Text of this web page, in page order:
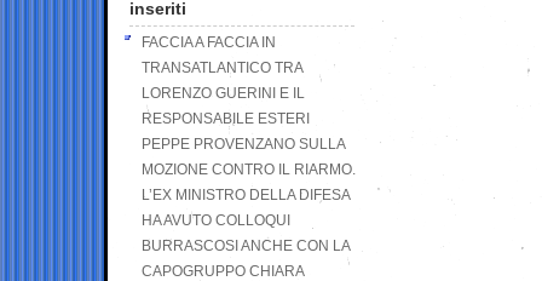
inseriti
FACCIA A FACCIA IN
TRANSATLANTICO TRA
LORENZO GUERINI E IL
RESPONSABILE ESTERI
PEPPE PROVENZANO SULLA
MOZIONE CONTRO IL RIARMO.
L’EX MINISTRO DELLA DIFESA
HA AVUTO COLLOQUI
BURRASCOSI ANCHE CON LA
CAPOGRUPPO CHIARA